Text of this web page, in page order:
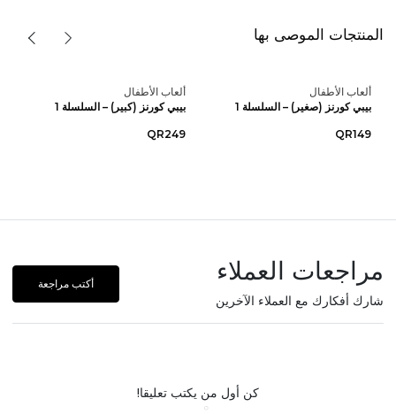
المنتجات الموصى بها
ألعاب الأطفال
بيبي كورنز (صغير) – السلسلة 1
QR149
ألعاب الأطفال
بيبي كورنز (كبير) – السلسلة 1
QR249
مراجعات العملاء
شارك أفكارك مع العملاء الآخرين
أكتب مراجعة
كن أول من يكتب تعليقا!